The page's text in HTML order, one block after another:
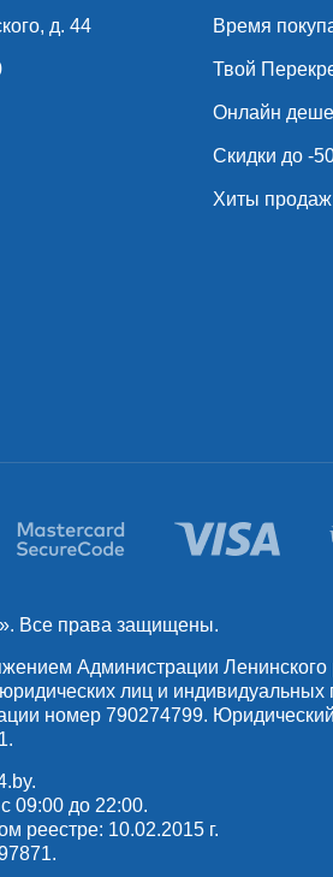
д. 44 Время
Твой
Онлайн
Скидки до -
Хиты продаж
Все права защищены.
Администрации
лиц и
номер 790274799.
.
09:00 до 22:00.
реестре: 10.02.2015 г.